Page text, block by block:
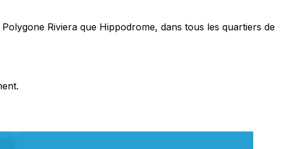
Riviera que Hippodrome, dans tous les quartiers de